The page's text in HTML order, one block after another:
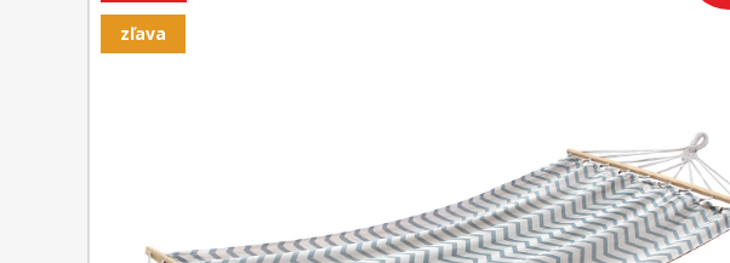
zľava